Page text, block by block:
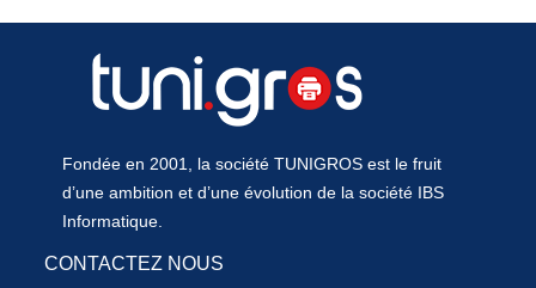
Fondée en 2001, la société TUNIGROS est le fruit
d’une ambition et d’une évolution de la société IBS
Informatique.
CONTACTEZ NOUS